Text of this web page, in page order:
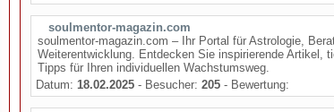
soulmentor-magazin.com
soulmentor-magazin.com – Ihr Portal für Astrologie,
Weiterentwicklung. Entdecken Sie inspirierende Artikel,
Tipps für Ihren individuellen Wachstumsweg.
Datum: 18.02.2025 - Besucher: 205 - Bewertung: